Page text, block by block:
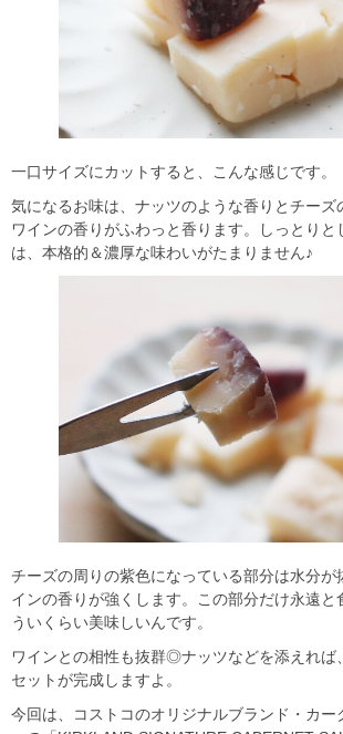
一口サイズにカットすると、こんな感じです。
気になるお味は、ナッツのような香りとチーズ
ワインの香りがふわっと香ります。しっとりと
は、本格的＆濃厚な味わいがたまりません♪
チーズの周りの紫色になっている部分は水分が
インの香りが強くします。この部分だけ永遠と
ういくらい美味しいんです。
ワインとの相性も抜群◎ナッツなどを添えれば
セットが完成しますよ。
今回は、コストコのオリジナルブランド・カー